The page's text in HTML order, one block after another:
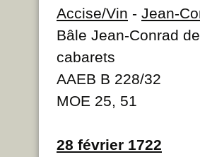
Accise/Vin - Jean-
Bâle Jean-Conrad
cabarets
AAEB B 228/32
MOE 25, 51
28 février 1722